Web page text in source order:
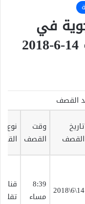
في
القصف
تاريخ
القصف
وقت
القصف
نوع
14\6\2018
8:39
مساء
قنابل